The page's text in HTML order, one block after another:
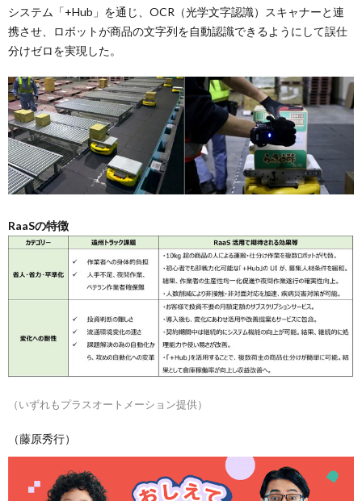
システム「+Hub」を通じ、OCR（光学文字認識）スキャナーと連
携させ、ロボットが商品の文字列を自動認識できるようにして誤仕
分けゼロを実現した。​
RaaSの特徴
（いずれもプラスオートメーション提供）
（藤原秀行）